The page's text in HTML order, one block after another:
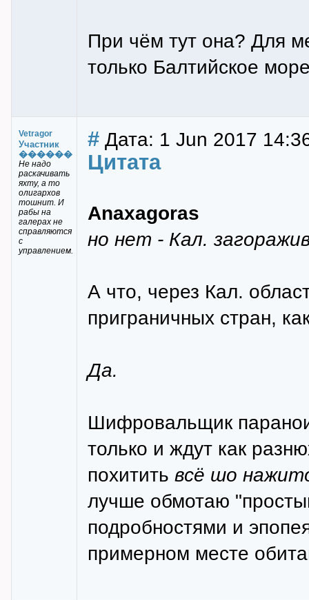
При чём тут она? Для
только Балтийское
Vetragor
Участник
������
Не надо
раскачивать
яхту, а то
олигархов
тошнит. И
рабы на
галерах не
справляются
с
управлением.
# Дата: 1 Jun 2017
Цитата
Anaxagoras
но нет - Кал.
А что, через Кал.
приграничных стран,
Да.
Шифровальщик
только и ждут как
похитить всё шо
лучше обмотаю
подробностями и
примерном месте